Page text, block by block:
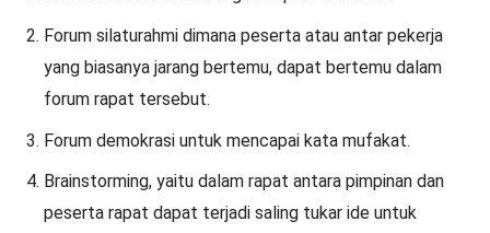
Forum silaturahmi dimana peserta atau antar pekerja
yang biasanya jarang bertemu, dapat bertemu dalam
forum rapat tersebut.
Forum demokrasi untuk mencapai kata mufakat.
Brainstorming, yaitu dalam rapat antara pimpinan dan
peserta rapat dapat terjadi saling tukar ide untuk